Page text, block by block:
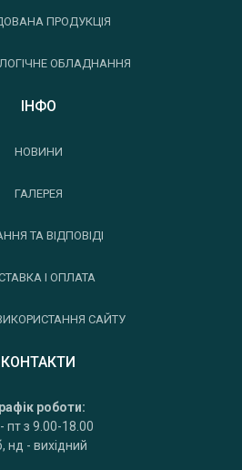
ПРОДУКЦІЯ
ОБЛАДНАННЯ
ІНФО
НОВИНИ
ГАЛЕРЕЯ
ТА ВІДПОВІДІ
І ОПЛАТА
САЙТУ
КОНТАКТИ
роботи:
пт з 9.00-18.00
нд - вихідний